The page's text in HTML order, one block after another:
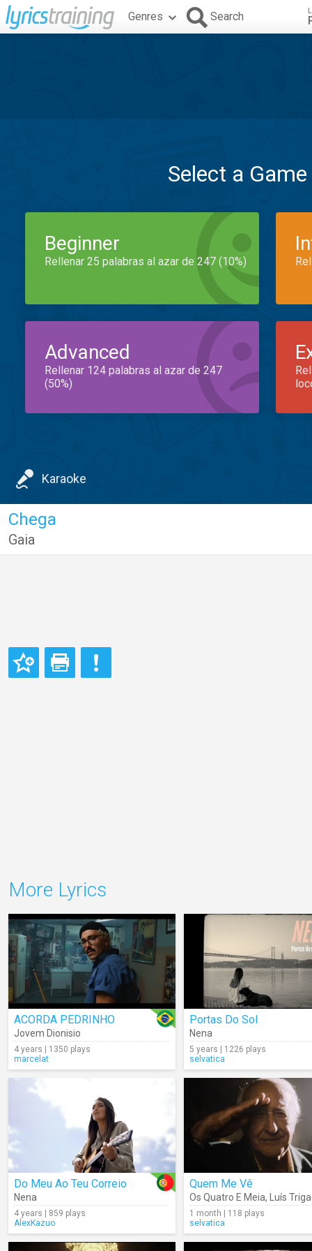
Genres Search
Select a
Beginner
Rellenar 25 palabras al azar de 247 (10%)
Advanced
Rellenar 124 palabras al azar de 247
(50%)
Karaoke
Chega
Gaia
More Lyrics
ACORDA PEDRINHO
Jovem Dionisio
4 years | 1350 plays
marcelat
Portas Do Sol
Nena
5 years | 1226 plays
selvatica
Do Meu Ao Teu Correio
Nena
4 years | 859 plays
AlexKazuo
Quem Me Vê
Os Quatro E Meia, Luís
1 month | 118 plays
selvatica